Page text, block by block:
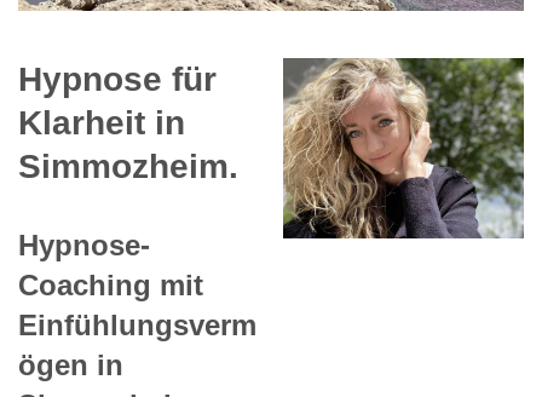
Hypnose für
Klarheit in
Simmozheim.
Hypnose-
Coaching mit
Einfühlungsverm
ögen in